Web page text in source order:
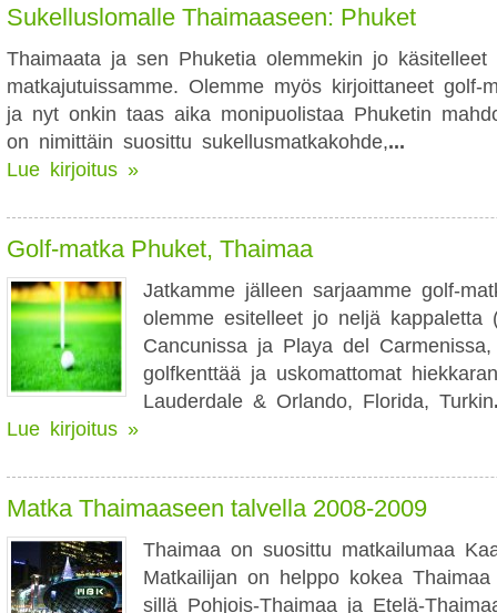
Sukelluslomalle Thaimaaseen: Phuket
Thaimaata ja sen Phuketia olemmekin jo käsitelleet
matkajutuissamme. Olemme myös kirjoittaneet golf-
ja nyt onkin taas aika monipuolistaa Phuketin
on nimittäin suosittu sukellusmatkakohde,...
Lue kirjoitus »
Golf-matka Phuket, Thaimaa
Jatkamme jälleen sarjaamme golf-
olemme esitelleet jo neljä kappaletta
Cancunissa ja Playa del
golfkenttää ja uskomattomat
Lauderdale & Orlando, Florida, Turkin
Lue kirjoitus »
Matka Thaimaaseen talvella 2008-2009
Thaimaa on suosittu matkailumaa
Matkailijan on helppo kokea
sillä Pohjois-Thaimaa ja Etelä-